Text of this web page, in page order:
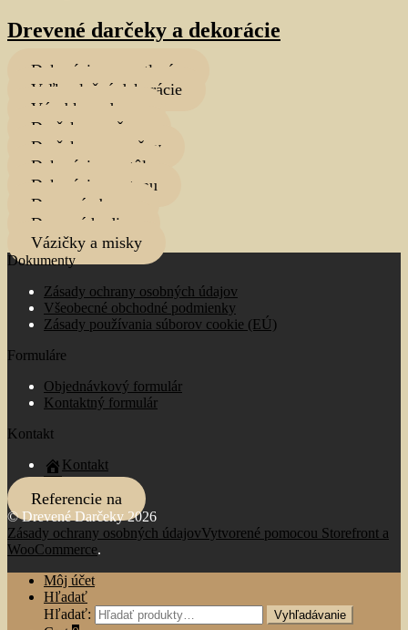
Drevené darčeky a dekorácie
Dekorácie s osvetlením
Veľkoplošné dekorácie
Výrobky z dreva
Darčeky pre ženy
Darčeky pre mužov
Dekorácie na stôl
Dekorácie na stenu
Drevené obrazy
Drevené hodiny
Vázičky a misky
Dokumenty
Zásady ochrany osobných údajov
Všeobecné obchodné podmienky
Zásady používania súborov cookie (EÚ)
Formuláre
Objednávkový formulár
Kontaktný formulár
Kontakt
Kontakt
Referencie na
© Drevené Darčeky 2026
Zásady ochrany osobných údajovVytvorené pomocou Storefront a
WooCommerce.
Môj účet
Hľadať
Hľadať:
Vyhľadávanie